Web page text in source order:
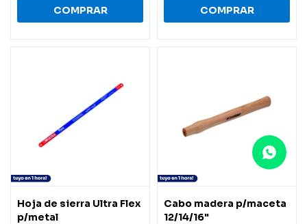
Hoja de sierra Ultra Flex
p/metal
Cabo madera p/maceta
12/14/16"